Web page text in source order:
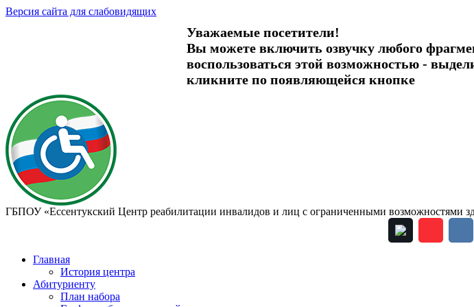
Версия сайта для слабовидящих
Уважаемые посетители!
Вы можете включить озвучку любого
воспользоваться этой возможностью -
кликните по появляющейся кнопке
ГБПОУ «Ессентукский Центр реабилитации инвалидов и лиц с ограниченными возможностями
Главная
История центра
Абитуриенту
План набора